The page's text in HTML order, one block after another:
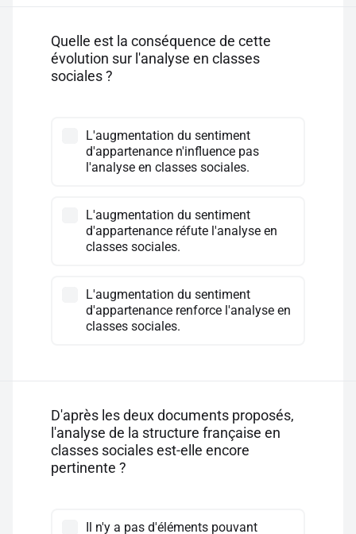
Quelle est la conséquence de cette
évolution sur l'analyse en classes
sociales ?
L'augmentation du sentiment
d'appartenance n'influence pas
l'analyse en classes sociales.
L'augmentation du sentiment
d'appartenance réfute l'analyse en
classes sociales.
L'augmentation du sentiment
d'appartenance renforce l'analyse en
classes sociales.
D'après les deux documents proposés,
l'analyse de la structure française en
classes sociales est-elle encore
pertinente ?
Il n'y a pas d'éléments pouvant